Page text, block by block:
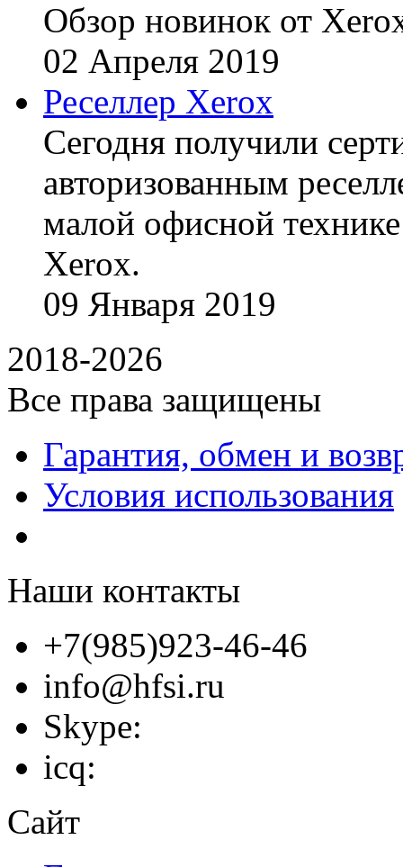
Обзор новинок от
02 Апреля 2019
Реселлер Xerox
Сегодня получили
авторизованным
малой офисной
Xerox.
09 Января 2019
2018-2026
Все права защищены
Гарантия, обмен и
Условия использования
Наши контакты
+7(985)923-46-46
info@hfsi.ru
Skype:
icq:
Сайт